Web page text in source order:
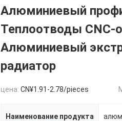
Алюминиевый
Теплоотводы CNC-
Алюминиевый
радиатор
цена: CN¥1.91-2.78/pieces
Наименование продукта